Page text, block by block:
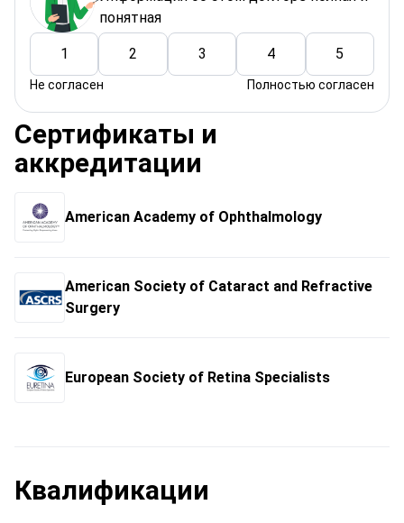
понятная
1 2 3 4 5
Не согласен Полностью согласен
Сертификаты и
аккредитации
American Academy of Ophthalmology
American Society of Cataract and Refractive
Surgery
European Society of Retina Specialists
Квалификации